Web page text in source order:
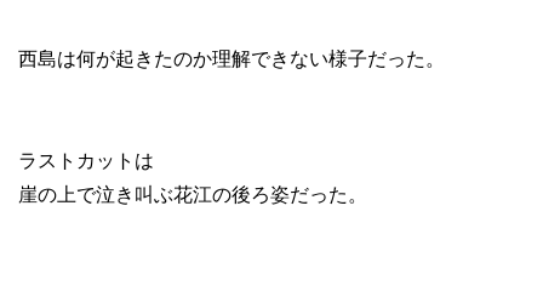
西島は何が起きたのか理解できない様子だった。
ラストカットは
崖の上で泣き叫ぶ花江の後ろ姿だった。